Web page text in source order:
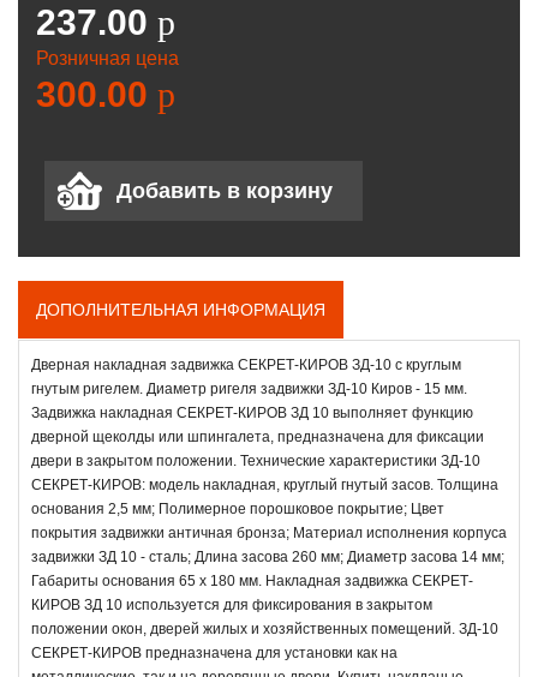
237.00 p
Розничная цена
300.00 p
ДОПОЛНИТЕЛЬНАЯ ИНФОРМАЦИЯ
Дверная накладная задвижка СЕКРЕТ-КИРОВ ЗД-10 с круглым
гнутым ригелем. Диаметр ригеля задвижки ЗД-10 Киров - 15 мм.
Задвижка накладная СЕКРЕТ-КИРОВ ЗД 10 выполняет функцию
дверной щеколды или шпингалета, предназначена для фиксации
двери в закрытом положении. Технические характеристики ЗД-10
СЕКРЕТ-КИРОВ: модель накладная, круглый гнутый засов. Толщина
основания 2,5 мм; Полимерное порошковое покрытие; Цвет
покрытия задвижки античная бронза; Материал исполнения корпуса
задвижки ЗД 10 - сталь; Длина засова 260 мм; Диаметр засова 14 мм;
Габариты основания 65 х 180 мм. Накладная задвижка СЕКРЕТ-
КИРОВ ЗД 10 используется для фиксирования в закрытом
положении окон, дверей жилых и хозяйственных помещений. ЗД-10
СЕКРЕТ-КИРОВ предназначена для установки как на